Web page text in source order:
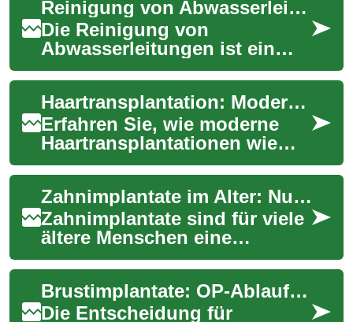
Reinigung von Abwasserleitungen: Ablauf, Ursachen, Methoden
Die Reinigung von
Abwasserleitungen ist ein
zentraler Bestandteil der
Sanitärwartung in Wohn- und
Geschäftsgebäuden. ...
Haartransplantation: Moderne Methoden, Ablauf & Kosten
Erfahren Sie, wie moderne
Haartransplantationen wie
FUE, FUT und DHI dauerhaft
gegen Haarverlust helfen
können. Diese...
Zahnimplantate im Alter: Nutzen, Ablauf und Kosten
Zahnimplantate sind für viele
ältere Menschen eine
dauerhafte Alternative zu
konventionellen Prothesen.
Dieser Artike...
Brustimplantate: OP‑Ablauf, Risiken, Kosten & Pflege
Die Entscheidung für